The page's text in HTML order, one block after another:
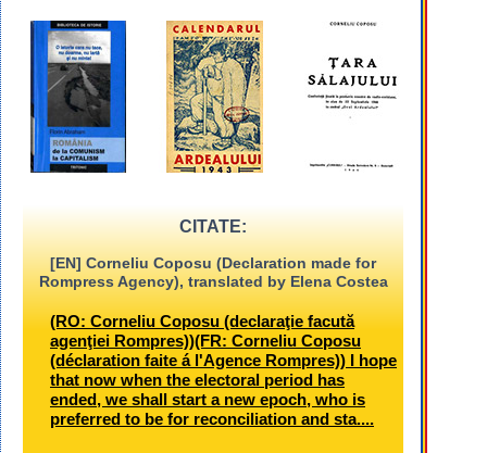
CITATE:
[EN] Corneliu Coposu (Declaration made for
Rompress Agency), translated by Elena Costea
(RO: Corneliu Coposu (declaraţie facută
agenţiei Rompres))(FR: Corneliu Coposu
(déclaration faite á l'Agence Rompres)) I hope
that now when the electoral period has
ended, we shall start a new epoch, who is
preferred to be for reconciliation and sta....